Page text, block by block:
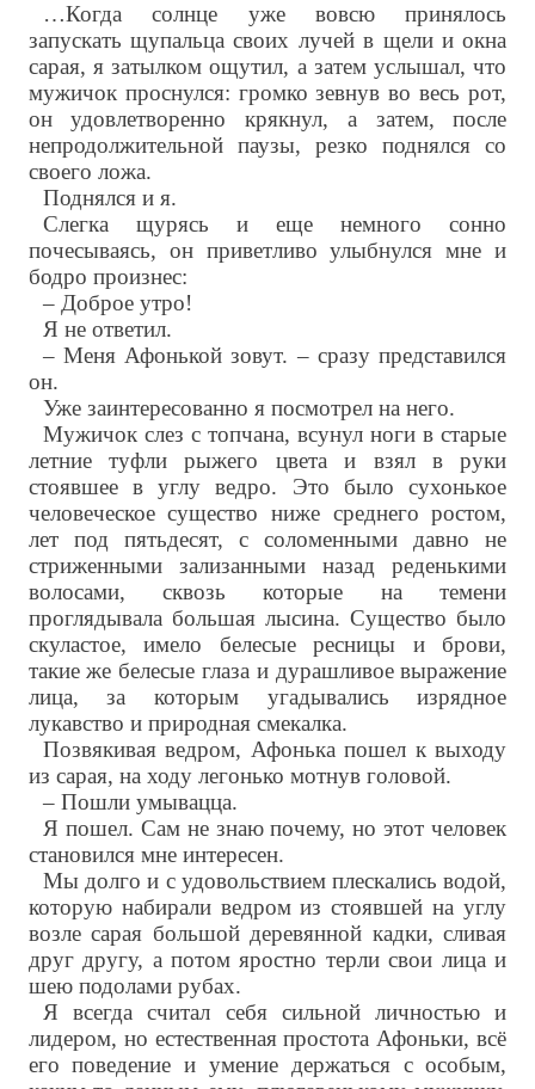
…Когда солнце уже вовсю принялось
запускать щупальца своих лучей в щели и окна
сарая, я затылком ощутил, а затем услышал, что
мужичок проснулся: громко зевнув во весь рот,
он удовлетворенно крякнул, а затем, после
непродолжительной паузы, резко поднялся со
своего ложа.
Поднялся и я.
Слегка щурясь и еще немного сонно
почесываясь, он приветливо улыбнулся мне и
бодро произнес:
– Доброе утро!
Я не ответил.
– Меня Афонькой зовут. – сразу представился
он.
Уже заинтересованно я посмотрел на него.
Мужичок слез с топчана, всунул ноги в старые
летние туфли рыжего цвета и взял в руки
стоявшее в углу ведро. Это было сухонькое
человеческое существо ниже среднего ростом,
лет под пятьдесят, с соломенными давно не
стриженными зализанными назад реденькими
волосами, сквозь которые на темени
проглядывала большая лысина. Существо было
скуластое, имело белесые ресницы и брови,
такие же белесые глаза и дурашливое выражение
лица, за которым угадывались изрядное
лукавство и природная смекалка.
Позвякивая ведром, Афонька пошел к выходу
из сарая, на ходу легонько мотнув головой.
– Пошли умывацца.
Я пошел. Сам не знаю почему, но этот человек
становился мне интересен.
Мы долго и с удовольствием плескались водой,
которую набирали ведром из стоявшей на углу
возле сарая большой деревянной кадки, сливая
друг другу, а потом яростно терли свои лица и
шею подолами рубах.
Я всегда считал себя сильной личностью и
лидером, но естественная простота Афоньки, всё
его поведение и умение держаться с особым,